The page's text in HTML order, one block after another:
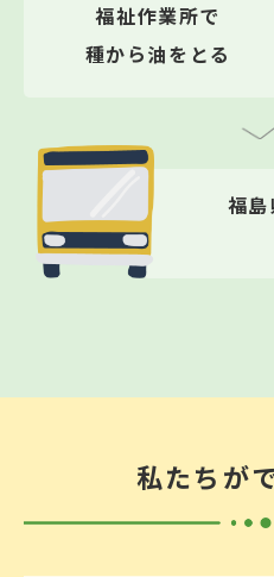
福祉作業所で
種から油をとる
福
私たちが